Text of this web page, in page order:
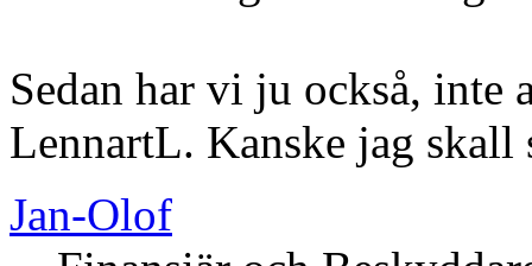
Sedan har vi ju också, inte
LennartL. Kanske jag skall
Jan-Olof